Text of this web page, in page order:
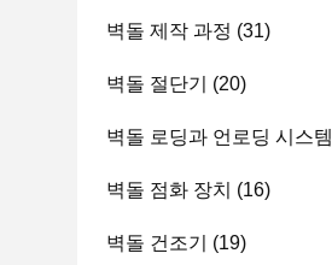
벽돌 제작 과정 (31)
벽돌 절단기 (20)
벽돌 로딩과 언로딩 시스템
벽돌 점화 장치 (16)
벽돌 건조기 (19)